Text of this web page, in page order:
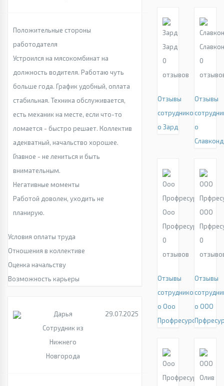
Положительные стороны
работодателя
Устроился на мясокомбинат на
должность водителя. Работаю чуть
больше года. График удобный, оплата
стабильная. Техника обслуживается,
есть механик на месте, если что-то
ломается - быстро решает. Коллектив
адекватный, начальство хорошее.
Главное - не лениться и быть
внимательным.
Негативные моменты
Работой доволен, уходить не
планирую.
Условия оплаты труда
Отношения в коллективе
Оценка начальству
Возможность карьеры
Дарья
Сотрудник из
Нижнего
Новгорода
29.07.2025
Зард
0
отзывов
Отзывы
сотрудников
о Зард
0
Отзывы
о
Славконд
Ооо
Профресурс
0
отзывов
Отзывы
сотрудников
о Ооо
Профресурс
ООО
0
Отзывы
о ООО